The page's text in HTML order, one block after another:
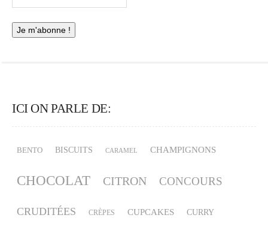
ICI ON PARLE DE:
BENTO BISCUITS CARAMEL CHAMPIGNONS
CHOCOLAT CITRON CONCOURS
CRUDITÉES CRÈPES CUPCAKES CURRY